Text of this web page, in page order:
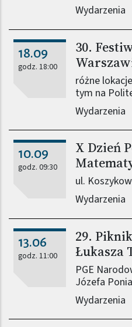
Wydarzenia
18.09
godz. 18:00
30.
różne
tym na
Wydarzenia
10.09
godz. 09:30
X Dzień
ul.
Wydarzenia
13.06
godz. 11:00
29.
Łukasza
PGE
Józefa
Wydarzenia